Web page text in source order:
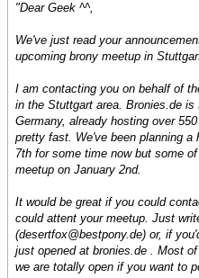
"Dear Geek ^^,
We've just read your
upcoming brony meetup in
I am contacting you on behalf of
in the Stuttgart area. Bronies.de
Germany, already hosting over
pretty fast. We've been planning
7th for some time now but some
meetup on January 2nd.
It would be great if you could
could attent your meetup. Just
(desertfox@bestpony.de) or, if
just opened at bronies.de . Most
we are totally open if you want to